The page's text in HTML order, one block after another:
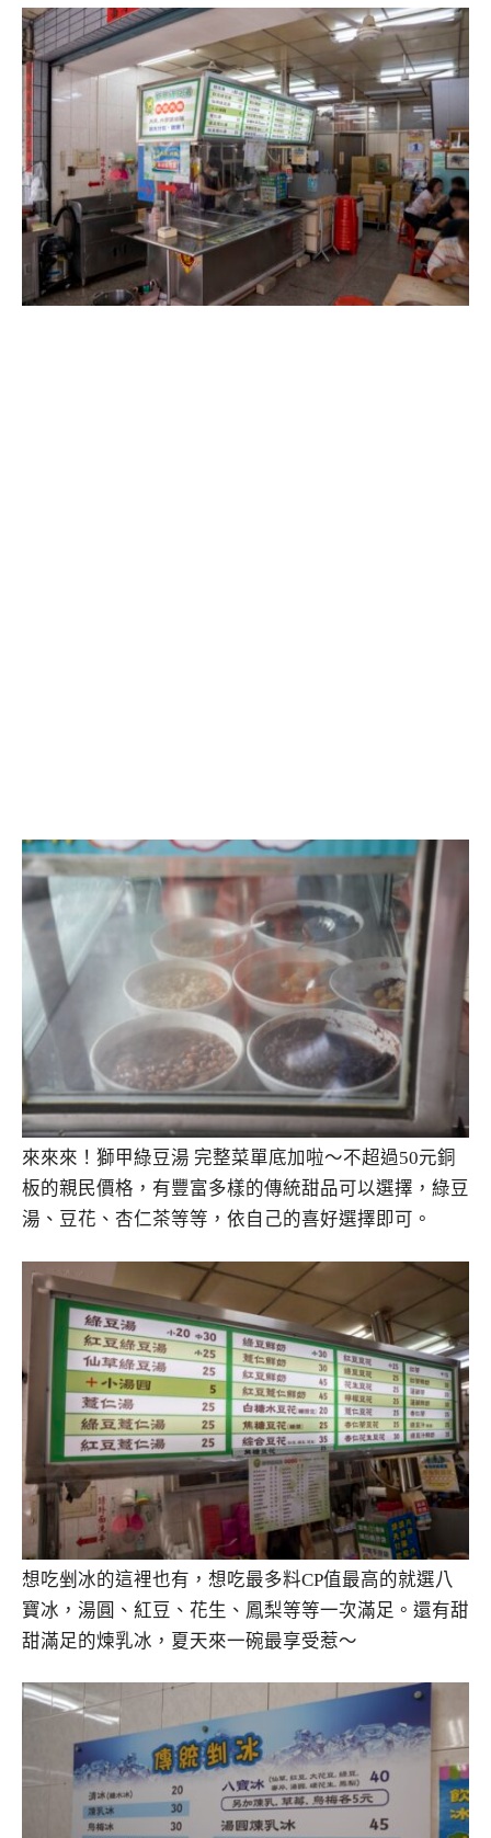
來來來！獅甲綠豆湯 完整菜單底加啦～不超過50元銅
板的親民價格，有豐富多樣的傳統甜品可以選擇，綠豆
湯、豆花、杏仁茶等等，依自己的喜好選擇即可。
想吃剉冰的這裡也有，想吃最多料CP值最高的就選八
寶冰，湯圓、紅豆、花生、鳳梨等等一次滿足。還有甜
甜滿足的煉乳冰，夏天來一碗最享受惹～